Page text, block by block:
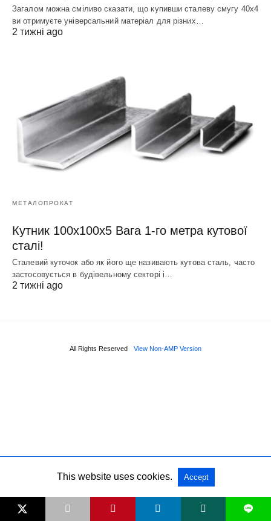
Загалом можна сміливо сказати, що купивши сталеву смугу 40х4
ви отримуєте універсальний матеріал для різних…
2 тижні ago
МЕТАЛОПРОКАТ
Кутник 100х100х5 Вага 1-го метра кутової
сталі!
Сталевий куточок або як його ще називають кутова сталь, часто
застосовується в будівельному секторі і…
2 тижні ago
All Rights Reserved View Non-AMP Version
L
This website uses cookies. Accept